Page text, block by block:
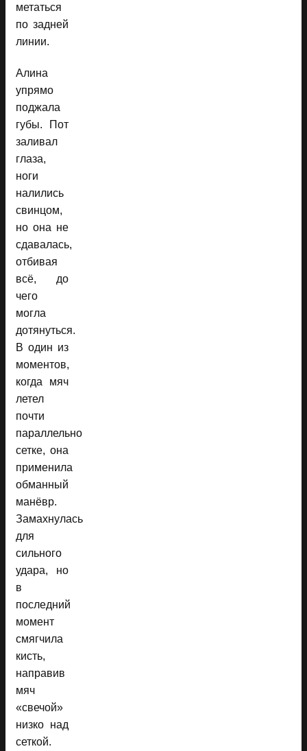
метаться
по задней
линии.
Алина
упрямо
поджала
губы. Пот
заливал
глаза,
ноги
налились
свинцом,
но она не
сдавалась,
отбивая
всё, до
чего
могла
дотянуться.
В один из
моментов,
когда мяч
летел
почти
параллельно
сетке, она
применила
обманный
манёвр.
Замахнулась
для
сильного
удара, но
в
последний
момент
смягчила
кисть,
направив
мяч
«свечой»
низко над
сеткой.